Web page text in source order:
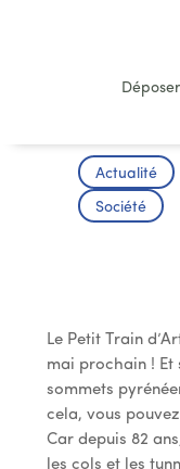
Actualité
Société
Le Petit Train
mai prochain ! Et
sommets
cela, vous
Car depuis 82
les cols et les